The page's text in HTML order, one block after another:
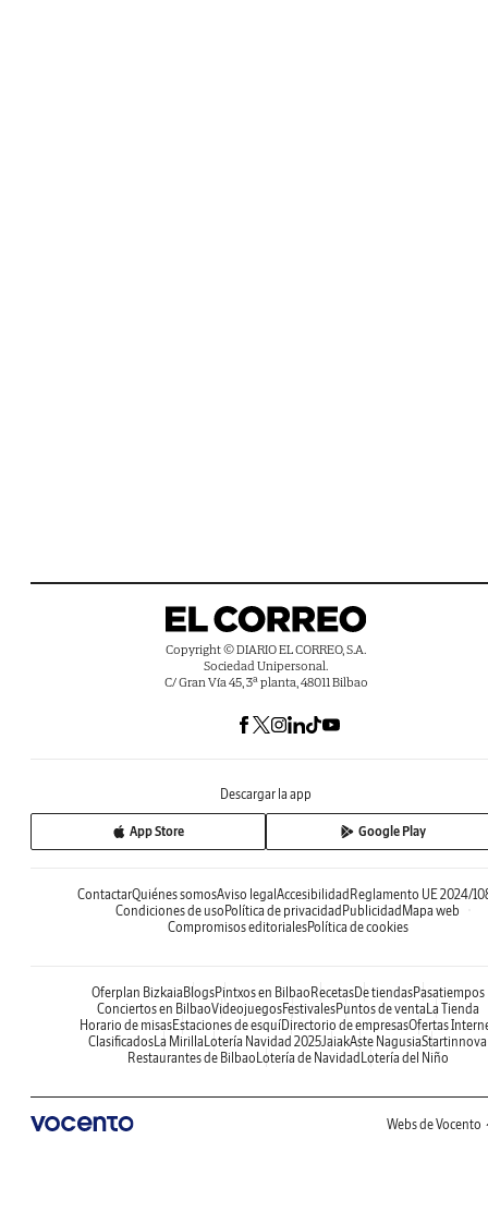
Copyright © DIARIO EL CORREO, S.A.
Sociedad Unipersonal.
C/ Gran Vía 45, 3ª planta, 48011 Bilbao
Descargar la app
App Store Google Play
ContactarQuiénes somosAviso legal Accesibilidad Reglamento UE 2024/
Condiciones de uso Política de privacidad Publicidad Mapa web
Compromisos editorialesPolítica de cookies
Oferplan Bizkaia BlogsPintxos en Bilbao RecetasDe tiendasPasatiempos
Conciertos en BilbaoVideojuegosFestivalesPuntos de venta La Tienda
Horario de misasEstaciones de esquíDirectorio de empresasOfertas
Clasificados La Mirilla Lotería Navidad 2025JaiakAste NagusiaStartinnova
Restaurantes de Bilbao Lotería de Navidad Lotería del Niño
Webs de Vocento